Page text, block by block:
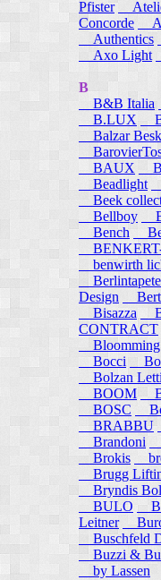
Pfister
Concorde
Authentics
Axo Light
B
B&B Italia
B.LUX
Balzar
BAUX
Beadlight
Beek
Bellboy
Bench
benwirth
Berlintapete
Design
Bert
Bisazza
CONTRACT
Bloomming
Bocci
Bolzan Letti
BOOM
BOSC
BRABBU
Brandoni
Brokis
Brugg
Bryndis
BULO
Leitner
Buschfeld
Buzzi &
by Lassen